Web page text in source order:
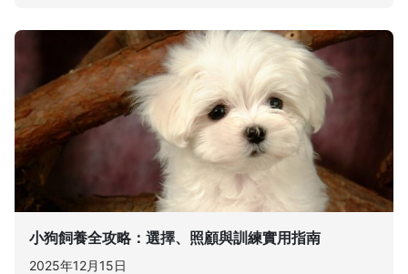
小狗飼養全攻略：選擇、照顧與訓練實用指南
2025年12月15日